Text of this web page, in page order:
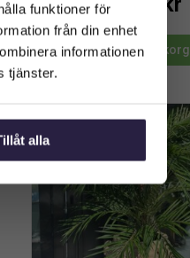
funktioner för
från din enhet
informationen
tjänster.
alla
Från:
Lägg till i varukorg